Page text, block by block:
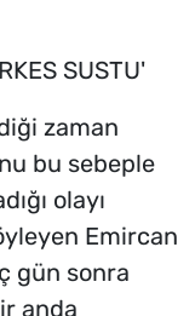
SUSTU'
zaman
bu sebeple
olayı
Emircan
gün sonra
anda